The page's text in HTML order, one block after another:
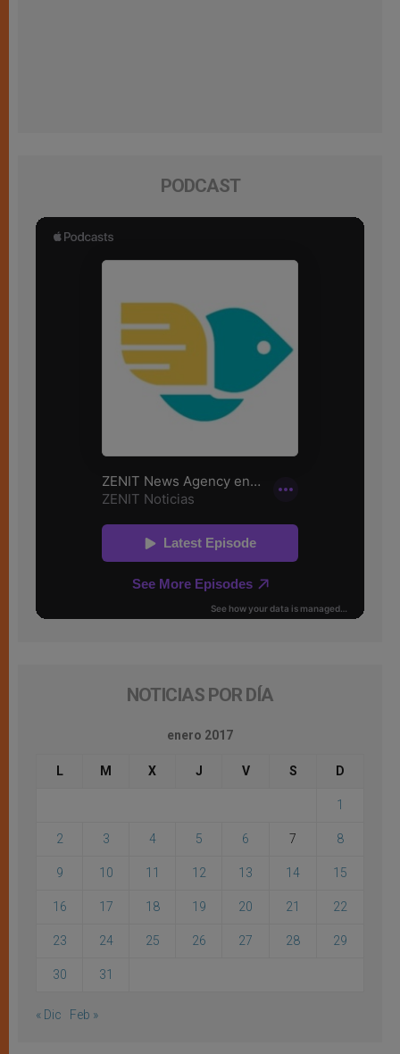
PODCAST
NOTICIAS POR DÍA
enero 2017
L M X J V S D
1
2 3 4 5 6 7 8
9 10 11 12 13 14 15
16 17 18 19 20 21 22
23 24 25 26 27 28 29
30 31
« Dic Feb »